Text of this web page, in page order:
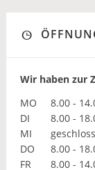
Wir haben zur
MO
8.00 -
DI
8.00 -
MI
DO
8.00 -
FR
8.00 -